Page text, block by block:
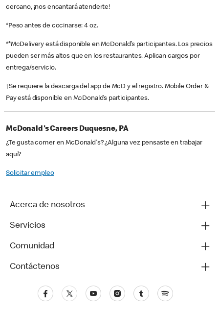
cercano, ¡nos encantará atenderte!
*Peso antes de cocinarse: 4 oz.
**McDelivery está disponible en McDonald’s participantes. Los precios
pueden ser más altos que en los restaurantes. Aplican cargos por
entrega/servicio.
†Se requiere la descarga del app de McD y el registro. Mobile Order &
Pay está disponible en McDonald’s participantes.
McDonald's Careers Duquesne, PA
¿Te gusta comer en McDonald's? ¿Alguna vez pensaste en trabajar
aquí?
Solicitar empleo
Acerca de nosotros
Servicios
Comunidad
Contáctenos